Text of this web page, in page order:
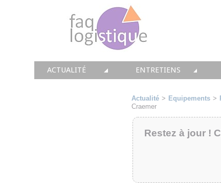
ACTUALITÉ ENTRETIENS
• TRANSPORT
• SUPPLY / CHAIN
Actualité > Equipements>
Craemer
Restez à jour !